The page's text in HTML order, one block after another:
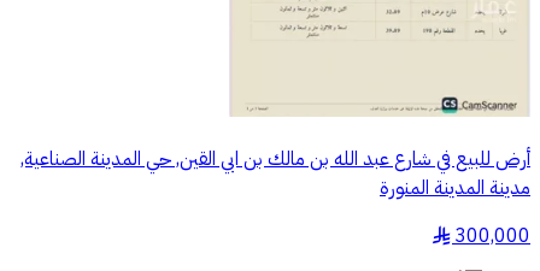
أرض للبيع في شارع عبد الله بن مالك بن ابي القين, حي المدينة الصناعية,
مدينة المدينة المنورة
300,000
§